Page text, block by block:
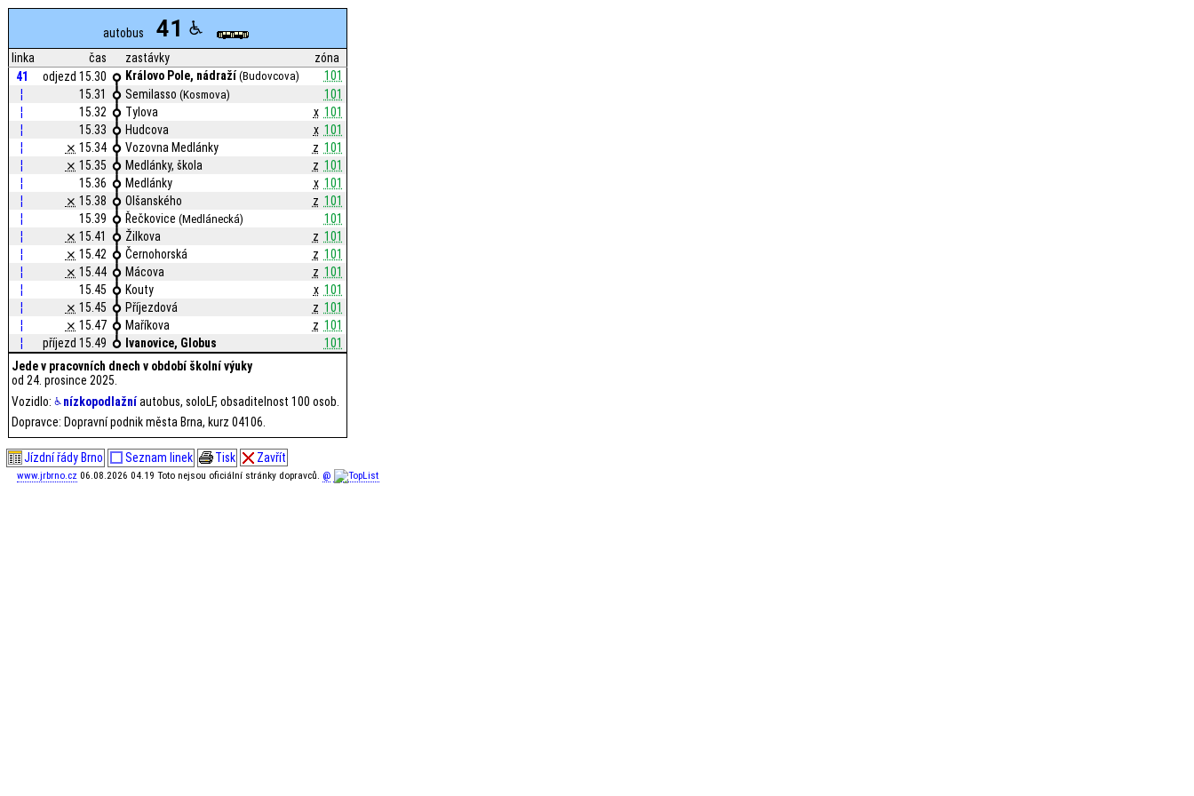
autobus 41
linka čas zastávky
zóna
41
odjezd 15.30 Královo Pole, nádraží (Budovcova)
101
¦
15.31 Semilasso(Kosmova)
101
¦
15.32 Tylova x 101
¦
15.33 Hudcova x 101
¦
⨯ 15.34 Vozovna Medlánky z 101
¦
⨯ 15.35 Medlánky, škola z 101
¦
15.36 Medlánky x 101
¦
⨯ 15.38 Olšanského z 101
¦
15.39 Řečkovice(Medlánecká)
101
¦
⨯ 15.41 Žilkova z 101
¦
⨯ 15.42 Černohorská z 101
¦
⨯ 15.44 Mácova z 101
¦
15.45 Kouty x 101
¦
⨯ 15.45 Příjezdová z 101
¦
⨯ 15.47 Maříkova z 101
¦
příjezd 15.49 Ivanovice, Globus
101
Jede v pracovních dnech v období školní výuky
od 24. prosince 2025.
Vozidlo: nízkopodlažníautobus, soloLF, obsaditelnost 100 osob.
Dopravce: Dopravní podnik města Brna, kurz 04106.
Jízdní řády Brno Seznam linek Tisk Zavřít
www.jrbrno.cz 06.08.2026 04.19 Toto nejsou oficiální stránky dopravců. @